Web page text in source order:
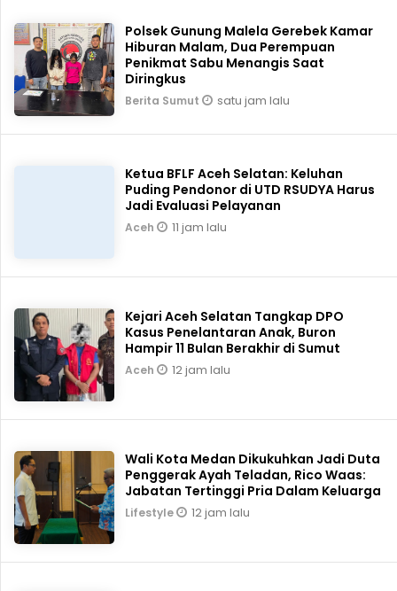
Polsek Gunung Malela Gerebek Kamar
Hiburan Malam, Dua Perempuan
Penikmat Sabu Menangis Saat
Diringkus
Berita Sumut satu jam lalu
Ketua BFLF Aceh Selatan: Keluhan
Puding Pendonor di UTD RSUDYA Harus
Jadi Evaluasi Pelayanan
Aceh 11 jam lalu
Kejari Aceh Selatan Tangkap DPO
Kasus Penelantaran Anak, Buron
Hampir 11 Bulan Berakhir di Sumut
Aceh 12 jam lalu
Wali Kota Medan Dikukuhkan Jadi Duta
Penggerak Ayah Teladan, Rico Waas:
Jabatan Tertinggi Pria Dalam Keluarga
Lifestyle 12 jam lalu